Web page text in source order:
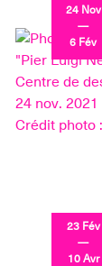
24 Nov
—
6 Fév
23 Fév
—
10 Avr